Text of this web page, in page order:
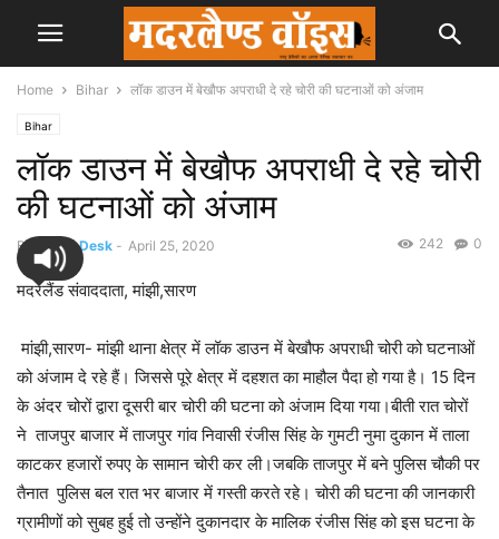
Home Bihar लॉक डाउन में बेखौफ अपराधी दे रहे चोरी की घटनाओं को अंजाम
Bihar
लॉक डाउन में बेखौफ अपराधी दे रहे चोरी
की घटनाओं को अंजाम
By News Desk - April 25, 2020 0
242
मदरलैंड संवाददाता, मांझी,सारण
मांझी,सारण- मांझी थाना क्षेत्र में लॉक डाउन में बेखौफ अपराधी चोरी को घटनाओं
को अंजाम दे रहे हैं। जिससे पूरे क्षेत्र में दहशत का माहौल पैदा हो गया है। 15 दिन
के अंदर चोरों द्वारा दूसरी बार चोरी की घटना को अंजाम दिया गया।बीती रात चोरों
ने ताजपुर बाजार में ताजपुर गांव निवासी रंजीस सिंह के गुमटी नुमा दुकान में ताला
काटकर हजारों रुपए के सामान चोरी कर ली।जबकि ताजपुर में बने पुलिस चौकी पर
तैनात पुलिस बल रात भर बाजार में गस्ती करते रहे। चोरी की घटना की जानकारी
ग्रामीणों को सुबह हुई तो उन्होंने दुकानदार के मालिक रंजीस सिंह को इस घटना के